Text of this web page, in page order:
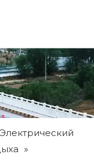
Français
Español
Электрический
»